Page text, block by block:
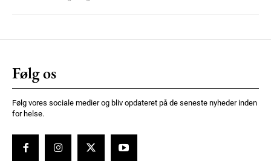
100DKK / year
Etiam est nibh, lobortis sit
Praesent euismod ac
Følg os
Følg vores sociale medier og bliv opdateret på de seneste nyheder inden
for helse.